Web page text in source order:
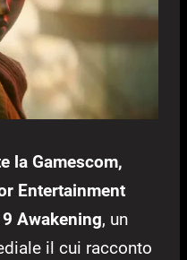
la Gamescom,
Entertainment
Awakening, un
il cui racconto